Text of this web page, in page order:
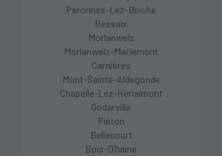
Péronnes-Lez-Binche
Ressaix
Morlanwelz
Morlanwelz-Mariemont
Carnières
Mont-Sainte-Aldegonde
Chapelle-Lez-Herlaimont
Godarville
Piéton
Bellecourt
Bois-D'haine